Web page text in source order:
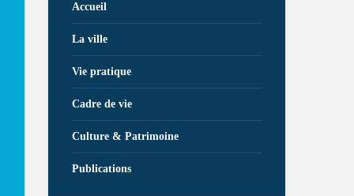
Accueil
La ville
Vie pratique
Cadre de vie
Culture & Patrimoine
Publications